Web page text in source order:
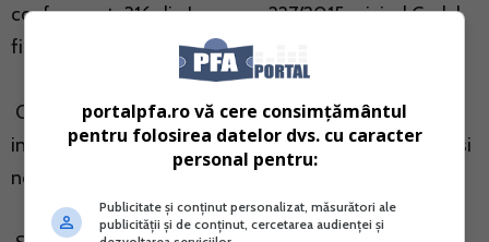
conform art. 316 din Legea nr. 227/2015 privind Codul
fiscal.
Contribuabilii vor avea si optiunea de a ramane
inregistrati in scopuri de TVA, chiar daca nu vor depasi
noul plafon de 300.000 de lei.
portalpfa.ro vă cere consimțământul
pentru folosirea datelor dvs. cu caracter
personal pentru:
Publicitate și conținut personalizat, măsurători ale
publicității și de conținut, cercetarea audienței și